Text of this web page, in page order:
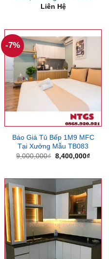
Liên Hệ
-7%
Báo Giá Tủ Bếp 1M9 MFC
Tại Xưởng Mẫu TB083
9,000,000₫ Giá
gốc
8,400,000₫Giá